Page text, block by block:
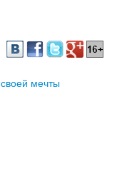
мечты